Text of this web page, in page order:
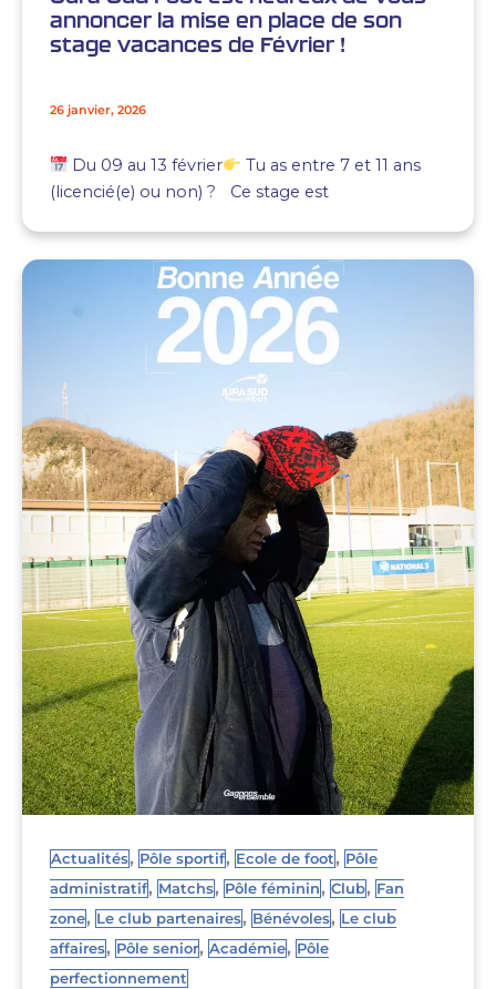
annoncer la mise en place de son
stage vacances de Février !
26 janvier, 2026
Du 09 au 13 février
Tu as entre 7 et 11 ans
(licencié(e) ou non) ? Ce stage est
Actualités, Pôle sportif, Ecole de foot, Pôle
administratif, Matchs, Pôle féminin, Club, Fan
zone, Le club partenaires, Bénévoles, Le club
affaires, Pôle senior, Académie, Pôle
perfectionnement